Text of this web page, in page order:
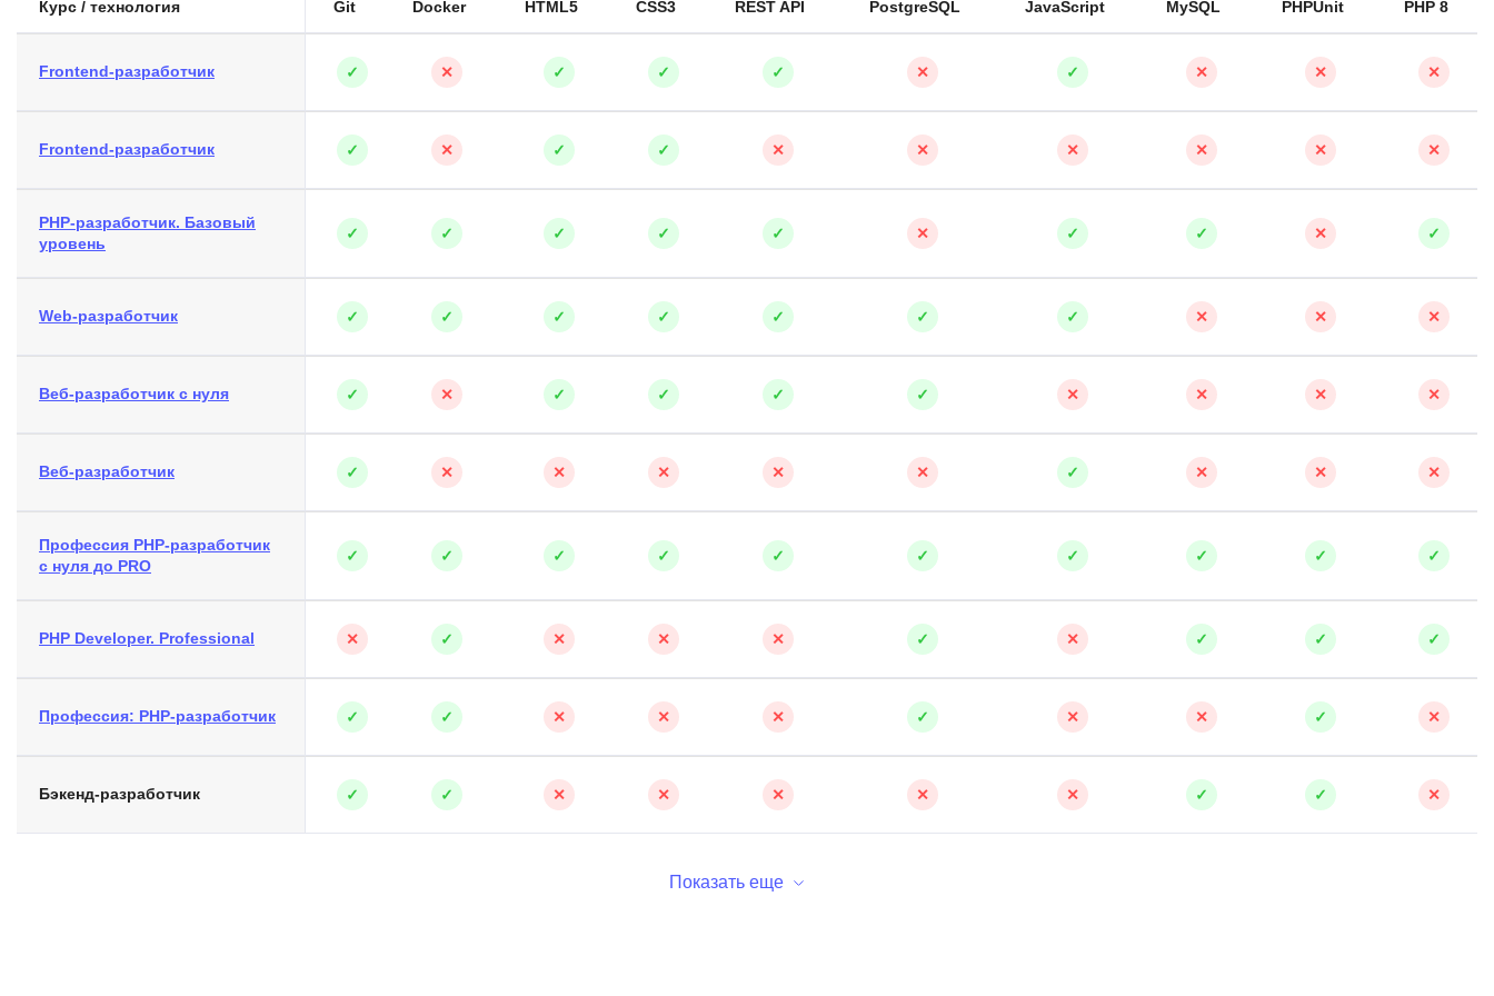
Курс / технология Git Docker HTML5 CSS3 REST API PostgreSQL JavaScript MySQL PHPUnit PHP 8
Frontend-разработчик ✓ ✕ ✓ ✓ ✓ ✕ ✓ ✕ ✕ ✕
Frontend-разработчик ✓ ✕ ✓ ✓ ✕ ✕ ✕ ✕ ✕ ✕
PHP-разработчик. Базовый
уровень
✓ ✓ ✓ ✓ ✓ ✕ ✓ ✓ ✕ ✓
Web-разработчик ✓ ✓ ✓ ✓ ✓ ✓ ✓ ✕ ✕ ✕
Веб-разработчик с нуля ✓ ✕ ✓ ✓ ✓ ✓ ✕ ✕ ✕ ✕
Веб-разработчик ✓ ✕ ✕ ✕ ✕ ✕ ✓ ✕ ✕ ✕
Профессия PHP-разработчик
с нуля до PRO
✓ ✓ ✓ ✓ ✓ ✓ ✓ ✓ ✓ ✓
PHP Developer. Professional ✕ ✓ ✕ ✕ ✕ ✓ ✕ ✓ ✓ ✓
Профессия: PHP-разработчик ✓ ✓ ✕ ✕ ✕ ✓ ✕ ✕ ✓ ✕
Бэкенд-разработчик ✓ ✓ ✕ ✕ ✕ ✕ ✕ ✓ ✓ ✕
Показать еще